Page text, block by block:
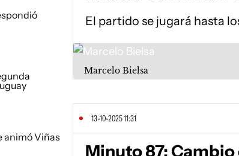
animó Viñas
El partido se jugará hasta
Marcelo Bielsa
13-10-2025 11:31
Minuto 87: Cambio